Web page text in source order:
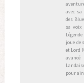
avec
des
sa voix
joue de
et Lord
pour